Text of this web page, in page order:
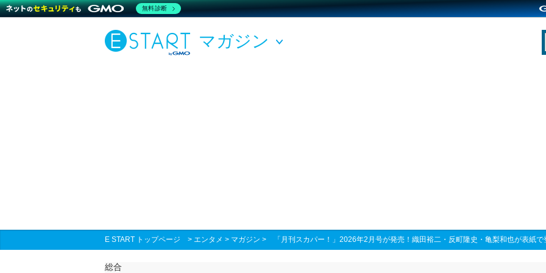
マガジン
E START トップページ > エンタメ > マガジン > 「月刊スカパー！」2026年2月号が発売！織田裕二・反町隆史・亀梨和也が表紙で
総合
無料診断